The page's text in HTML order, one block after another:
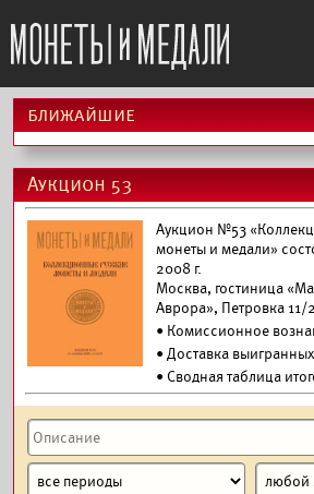
ближайшие
Аукцион 53
Аукцион №53
монеты и медали»
2008 г.
Москва, гостиница
Аврора», Петровка 11/
• Комиссионное
• Доставка
• Сводная таблица